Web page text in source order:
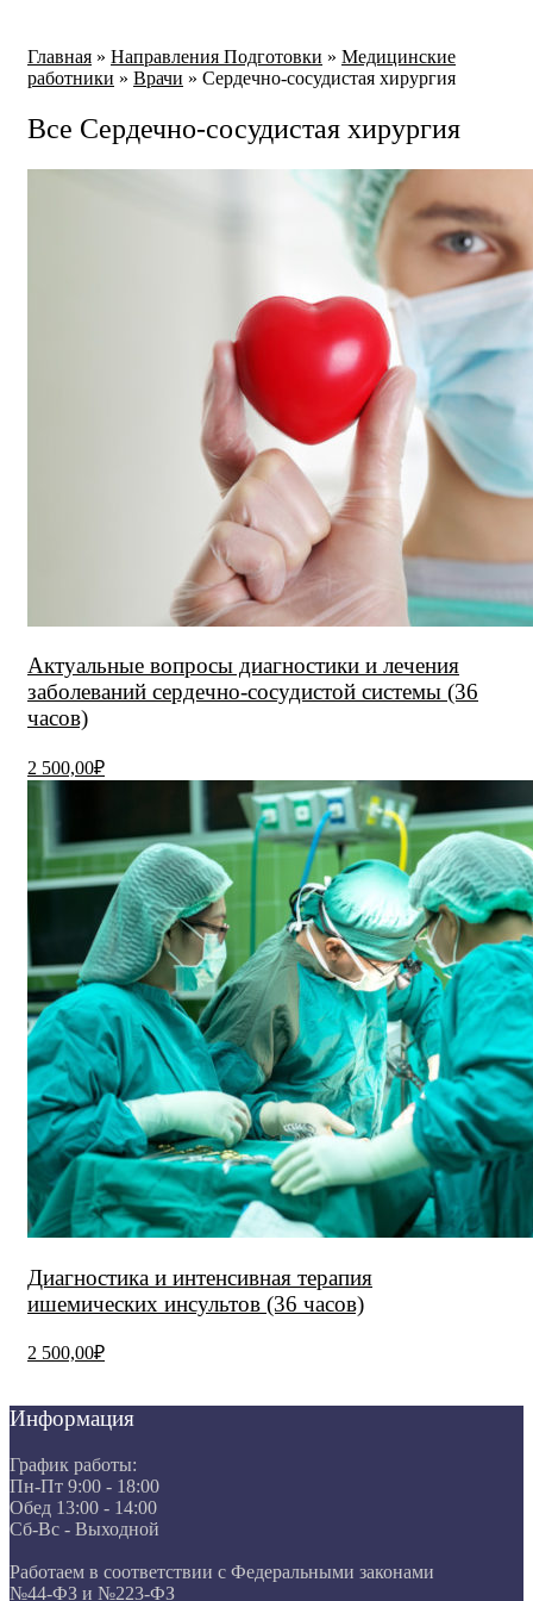
Главная » Направления Подготовки » Медицинские
работники » Врачи » Сердечно-сосудистая хирургия
Все Сердечно-сосудистая хирургия
Актуальные вопросы диагностики и лечения
заболеваний сердечно-сосудистой системы (36
часов)
2 500,00₽
Диагностика и интенсивная терапия
ишемических инсультов (36 часов)
2 500,00₽
Информация
График работы:
Пн-Пт 9:00 - 18:00
Обед 13:00 - 14:00
Сб-Вс - Выходной
Работаем в соответствии с Федеральными законами
№44-ФЗ и №223-ФЗ